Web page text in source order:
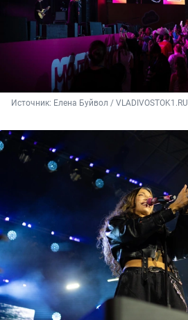
Источник: Елена Буйвол / VLADIVOSTOK1.RU